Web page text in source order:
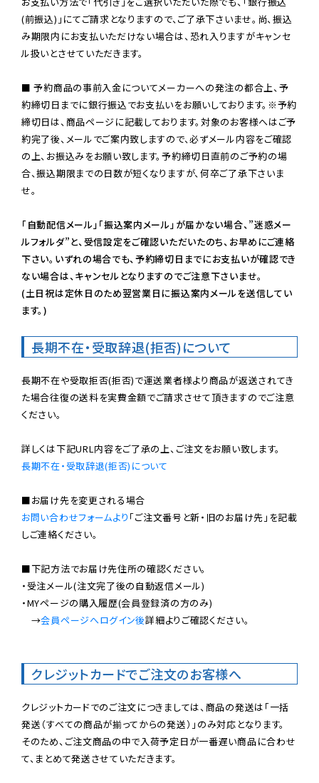
(前振込)」にてご請求となりますので、ご了承下さいませ。尚、振込
み期限内にお支払いただけない場合は、恐れ入りますがキャンセ
ル扱いとさせていただきます。
■ 予約商品の事前入金についてメーカーへの発注の都合上、予
約締切日までに銀行振込でお支払いをお願いしております。※予約
締切日は、商品ページに記載しております。対象のお客様へはご予
約完了後、メールでご案内致しますので、必ずメール内容をご確認
の上、お振込みをお願い致します。予約締切日直前のご予約の場
合、振込期限までの日数が短くなりますが、何卒ご了承下さいま
せ。
「自動配信メール」「振込案内メール」が届かない場合、”迷惑メー
ルフォルダ”と、受信設定をご確認いただいたのち、お早めにご連絡
下さい。いずれの場合でも、予約締切日までにお支払いが確認でき
ない場合は、キャンセルとなりますのでご注意下さいませ。
(土日祝は定休日のため翌営業日に振込案内メールを送信してい
ます。)
長期不在・受取辞退(拒否)について
長期不在や受取拒否(拒否)で運送業者様より商品が返送されてき
た場合往復の送料を実費金額でご請求させて頂きますのでご注意
ください。
長期不在・受取辞退(拒否)について
お問い合わせフォームより 「ご注文番号と新・旧のお届け先」を記載
しご連絡ください。
■下記方法でお届け先住所の確認ください。
・受注メール(注文完了後の自動返信メール)
・MYページの購入履歴(会員登録済の方のみ)
→会員ページへログイン後詳細よりご確認ください。
クレジットカードでご注文のお客様へ
クレジットカードでのご注文につきましては、商品の発送は「一括
発送（すべての商品が揃ってからの発送）」のみ対応となります。
そのため、ご注文商品の中で入荷予定日が一番遅い商品に合わせ
て、まとめて発送させていただきます。